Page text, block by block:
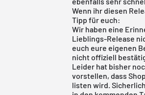
Wenn ihr diesen
Tipp für euch:
Wir haben eine
Lieblings-Release
euch eure eigenen
nicht offiziell
Leider hat bisher
vorstellen, dass
listen wird.